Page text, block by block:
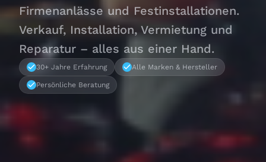
Firmenanlässe und Festinstallationen.
Verkauf, Installation, Vermietung und
Reparatur – alles aus einer Hand.
30+ Jahre Erfahrung Alle Marken & Hersteller
Persönliche Beratung